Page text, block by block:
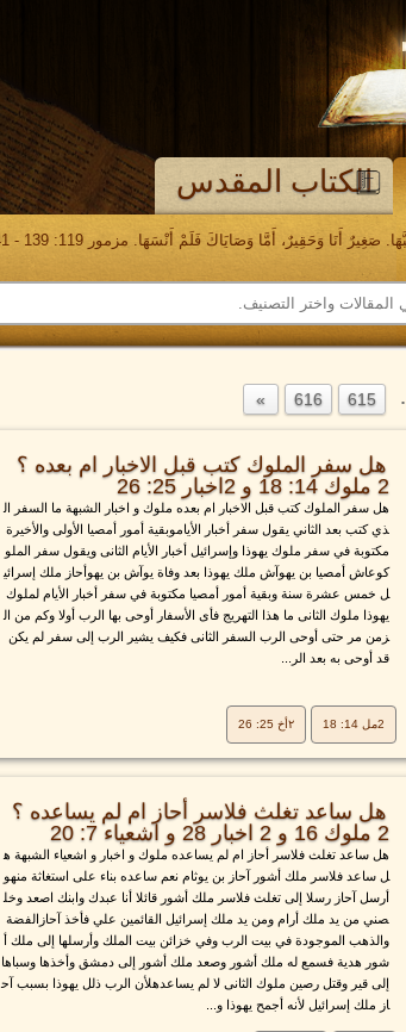
الكتاب المقدس
وَحَقِيرٌ، أَمَّا وَصَايَاكَ فَلَمْ أَنْسَهَا. مزمور 119: 139 - 141
615
616
هل سفر الملوك كتب قبل الاخبار ام بعده ؟
2 ملوك 14: 18 و 2اخبار 25: 26
هل سفر الملوك كتب قبل الاخبار ام بعده ملوك و اخبار الشبهة ما السفر ال
ذي كتب بعد الثاني يقول سفر أخبار الأياموبقية أمور أمصيا الأولى والأخيرة
مكتوبة في سفر ملوك يهوذا وإسرائيل أخبار الأيام الثانى ويقول سفر الملو
كوعاش أمصيا بن يهوآش ملك يهوذا بعد وفاة يوآش بن يهوأحاز ملك إسرائي
ل خمس عشرة سنة وبقية أمور أمصيا مكتوبة في سفر أخبار الأيام لملوك
يهوذا ملوك الثانى ما هذا التهريج فأى الأسفار أوحى بها الرب أولا وكم من ال
زمن مر حتى أوحى الرب السفر الثانى فكيف يشير الرب إلى سفر لم يكن
قد أوحى به بعد الر...
2مل 14: 18 ٢أخ 25: 26
هل ساعد تغلث فلاسر أحاز ام لم يساعده ؟
2 ملوك 16 و 2 اخبار 28 و اشعياء 7: 20
هل ساعد تغلث فلاسر أحاز ام لم يساعده ملوك و اخبار و اشعياء الشبهة ه
ل ساعد فلاسر ملك أشور آحاز بن يوثام نعم ساعده بناء على استغاثة منهو
أرسل آحاز رسلا إلى تغلث فلاسر ملك أشور قائلا أنا عبدك وابنك اصعد وخل
صني من يد ملك أرام ومن يد ملك إسرائيل القائمين علي فأخذ آحازالفضة
والذهب الموجودة في بيت الرب وفي خزائن بيت الملك وأرسلها إلى ملك أ
شور هدية فسمع له ملك أشور وصعد ملك أشور إلى دمشق وأخذها وسباها
إلى قير وقتل رصين ملوك الثانى لا لم يساعدهلأن الرب ذلل يهوذا بسبب آح
از ملك إسرائيل لأنه أجمح يهوذا و...